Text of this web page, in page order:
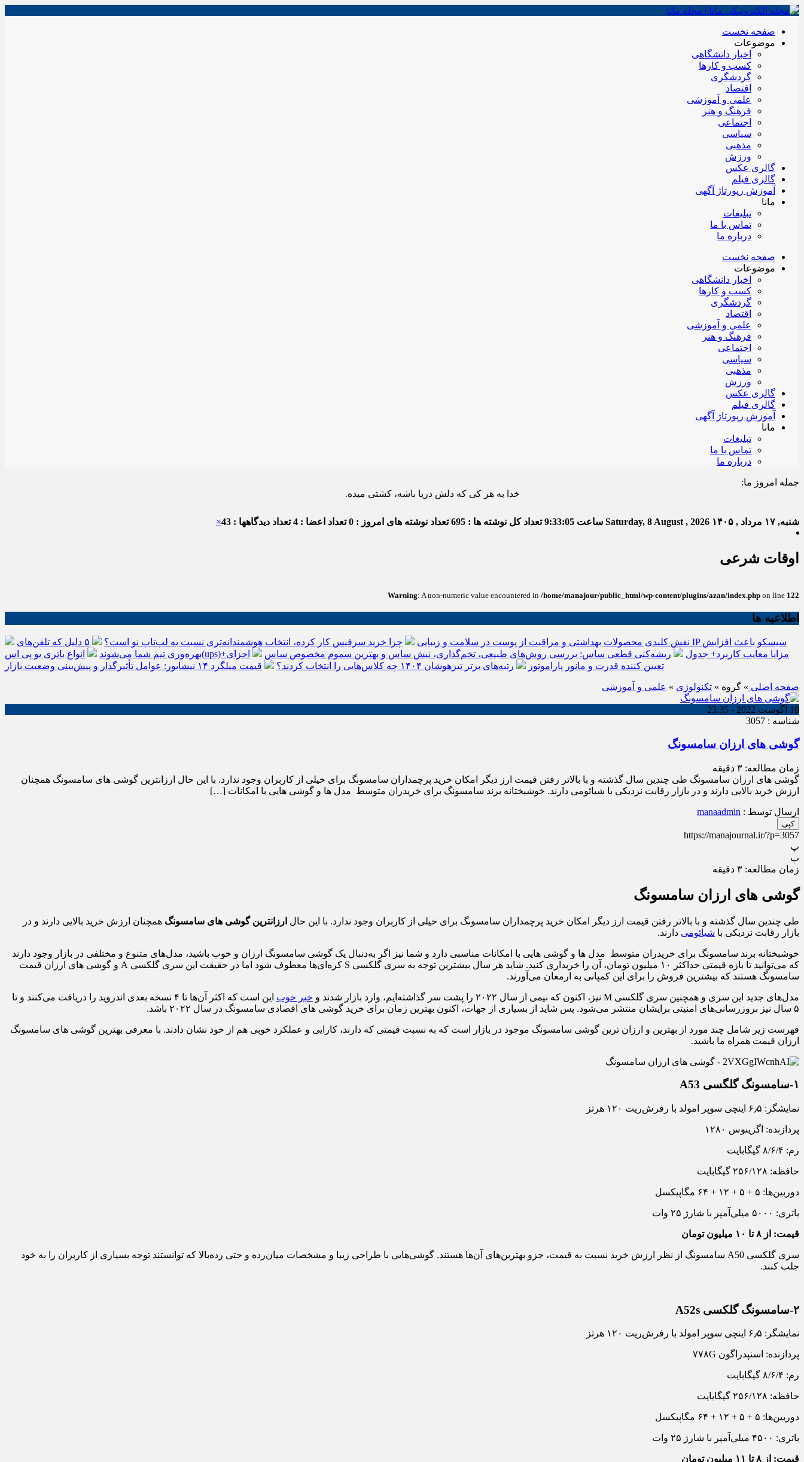
صفحه نخست
موضوعات
اخبار دانشگاهی
کسب و کارها
گردشگری
اقتصاد
علمی و آموزشی
فرهنگ و هنر
اجتماعی
سیاسی
مذهبی
ورزش
گالری عکس
گالری فیلم
آموزش رپورتاژ آگهی
مانا
تبلیغات
تماس با ما
درباره ما
صفحه نخست
موضوعات
اخبار دانشگاهی
کسب و کارها
گردشگری
اقتصاد
علمی و آموزشی
فرهنگ و هنر
اجتماعی
سیاسی
مذهبی
ورزش
گالری عکس
گالری فیلم
آموزش رپورتاژ آگهی
مانا
تبلیغات
تماس با ما
درباره ما
جمله امروز ما:
خدا به هر کی که دلش دریا باشه، کشتی میده.
شنبه, ۱۷ مرداد , ۱۴۰۵ Saturday, 8 August , 2026 ساعت 9:33:05تعداد کل نوشته ها : 695 تعداد نوشته های امروز : 0 تعداد اعضا : 4 تعداد دیدگاهها : 43 ×
اوقات شرعی
Warning: A non-numeric value encountered in /home/manajour/public_html/wp-content/plugins/azan/index.php on line 122
اطلاعیه ها
نقش کلیدی محصولات بهداشتی و مراقبت از پوست در سلامت و زیبایی چرا خرید سرفیس کار کرده، انتخاب هوشمندانه‌تری نسبت به لپ‌تاپ نو است؟
۵ دلیل که تلفن‌های IP سیسکو باعث افزایش
بهره‌وری تیم شما می‌شوند
انواع باتری یو پی اس(ups)+مزایا معایب کاربرد+ جدول ریشه‌کنی قطعی ساس: بررسی روش‌های طبیعی، تخم‌گذاری، نیش ساس و بهترین سموم مخصوص ساس
اجزای
تعیین کننده قدرت و مانور پاراموتور
رتبه‌های برتر تیزهوشان ۱۴۰۴ چه کلاس‌هایی را انتخاب کردند؟ قیمت میلگرد ۱۴ نیشابور: عوامل تأثیرگذار و پیش‌بینی وضعیت بازار
صفحه اصلی » گروه » تکنولوژی » علمی و آموزشی
10 آگوست 2022 - 23:35
شناسه : 3057
گوشی های ارزان سامسونگ
زمان مطالعه: ۳ دقیقه
گوشی های ارزان سامسونگ طی چندین سال گذشته و با بالاتر رفتن قیمت ارز دیگر امکان خرید پرچمداران سامسونگ برای خیلی از کاربران وجود ندارد. با این حال ارزانترین گوشی های سامسونگ همچنان
ارزش خرید بالایی دارند و در بازار رقابت نزدیکی با شیائومی دارند. خوشبختانه برند سامسونگ برای خریدران متوسط مدل ها و گوشی هایی با امکانات […]
ارسال توسط : manaadmin
کپی
https://manajournal.ir/?p=3057
پ
پ
زمان مطالعه: ۳ دقیقه
گوشی های ارزان سامسونگ
طی چندین سال گذشته و با بالاتر رفتن قیمت ارز دیگر امکان خرید پرچمداران سامسونگ برای خیلی از کاربران وجود ندارد. با این حال ارزانترین گوشی های سامسونگ همچنان ارزش خرید بالایی دارند و در
بازار رقابت نزدیکی با شیائومی دارند.
خوشبختانه برند سامسونگ برای خریدران متوسط مدل ها و گوشی هایی با امکانات مناسبی دارد و شما نیز اگر به‌دنبال یک گوشی سامسونگ ارزان و خوب باشید، مدل‌های متنوع و مختلفی در بازار وجود دارند
که می‌توانید تا بازه قیمتی حداکثر ۱۰ میلیون تومان، آن‌ را خریداری کنید. شاید هر سال بیشترین توجه به سری گلکسی S کره‌ای‌ها معطوف شود اما در حقیقت این سری گلکسی A و گوشی های ارزان قیمت
سامسونگ هستند که بیشترین فروش را برای این کمپانی به ارمغان می‌آورند.
مدل‌های جدید این سری و همچنین سری گلکسی M نیز، اکنون که نیمی از سال ۲۰۲۲ را پشت سر گذاشته‌ایم، وارد بازار شدند و خبر خوب
این است که اکثر آن‌ها تا ۴ نسخه بعدی اندروید را دریافت می‌کنند و تا
۵ سال نیز بروزرسانی‌های امنیتی برایشان منتشر می‌شود. پس شاید از بسیاری از جهات، اکنون بهترین زمان برای خرید گوشی های اقصادی سامسونگ در سال ۲۰۲۲ باشد.
فهرست زیر شامل چند مورد از بهترین و ارزان ترین گوشی سامسونگ موجود در بازار است که به نسبت قیمتی که دارند، کارایی و عملکرد خوبی هم از خود نشان دادند. با معرفی بهترین گوشی های سامسونگ
ارزان قیمت همراه ما باشید.
۱-سامسونگ گلگسی A53
نمایشگر: ۶٫۵ اینچی سوپر امولد با رفرش‌ریت ۱۲۰ هرتز
پردازنده: اگزینوس ۱۲۸۰
رم: ۸/۶/۴ گیگابایت
حافظه: ۲۵۶/۱۲۸ گیگابایت
دوربین‌ها: ۵ + ۵ + ۱۲ + ۶۴ مگاپیکسل
باتری: ۵۰۰۰ میلی‌آمپر با شارژ ۲۵ وات
قیمت: از ۸ تا ۱۰ میلیون تومان
سری گلکسی A50 سامسونگ از نظر ارزش خرید نسبت به قیمت، جزو بهترین‌های آن‌ها هستند. گوشی‌هایی با طراحی زیبا و مشخصات میان‌رده و حتی رده‌بالا که توانستند توجه بسیاری از کاربران را به خود
جلب کنند.
۲-سامسونگ گلکسی A52s
نمایشگر: ۶٫۵ اینچی سوپر امولد با رفرش‌ریت ۱۲۰ هرتز
پردازنده: اسنپدراگون ۷۷۸G
رم: ۸/۶/۴ گیگابایت
حافظه: ۲۵۶/۱۲۸ گیگابایت
دوربین‌ها: ۵ + ۵ + ۱۲ + ۶۴ مگاپیکسل
باتری: ۴۵۰۰ میلی‌آمپر با شارژ ۲۵ وات
قیمت: از ۸ تا ۱۱ میلیون تومان